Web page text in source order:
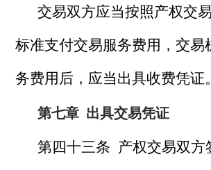
交易双方应当按照产权交
标准支付交易服务费用，交易
务费用后，应当出具收费凭证。
第七章 出具交易凭证
第四十三条 产权交易双方